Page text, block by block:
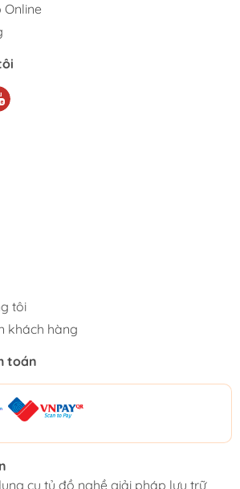
Online
tôi
khách hàng
toán
cụ tủ đồ nghề giải pháp lưu trữ